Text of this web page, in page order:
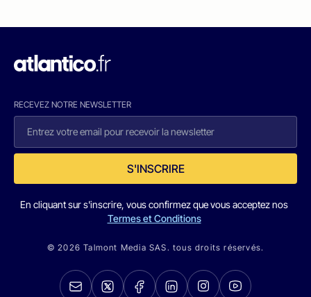
RECEVEZ NOTRE NEWSLETTER
S'INSCRIRE
En cliquant sur s'inscrire, vous confirmez que vous acceptez nos
Termes et Conditions
© 2026 Talmont Media SAS. tous droits réservés.